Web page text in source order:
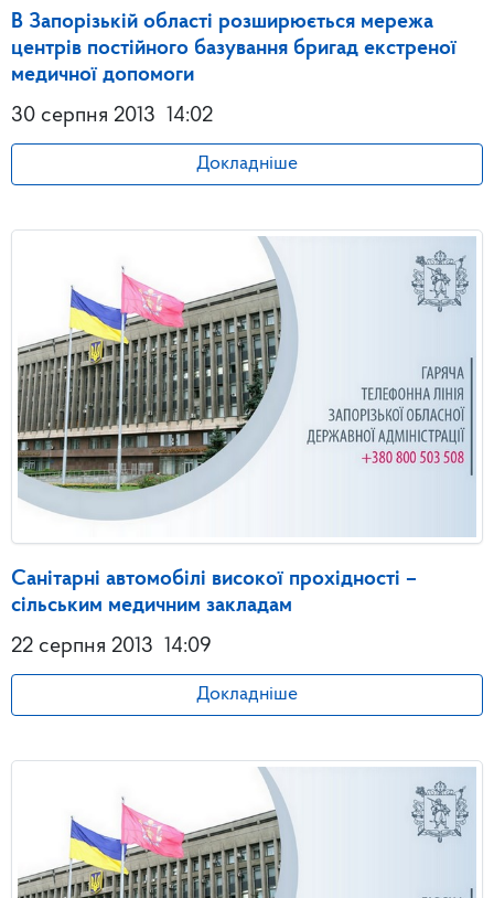
В Запорізькій області розширюється мережа
центрів постійного базування бригад екстреної
медичної допомоги
30 серпня 2013 14:02
Докладніше
Санітарні автомобілі високої прохідності –
сільським медичним закладам
22 серпня 2013 14:09
Докладніше